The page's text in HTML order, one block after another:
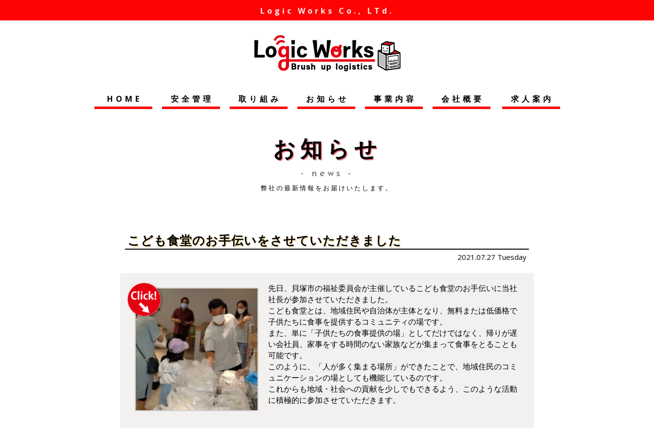
Logic Works Co., LTd.
HOME 安全管理 取り組み お知らせ 事業内容 会社概要 求人案内
お知らせ
- news -
弊社の最新情報をお届けいたします。
こども食堂のお手伝いをさせていただきました
2021.07.27 Tuesday
先日、貝塚市の福祉委員会が主催しているこども食堂のお手伝いに当社
社長が参加させていただきました。
こども食堂とは、地域住民や自治体が主体となり、無料または低価格で
子供たちに食事を提供するコミュニティの場です。
また、単に「子供たちの食事提供の場」としてだけではなく、帰りが遅
い会社員、家事をする時間のない家族などが集まって食事をとることも
可能です。
このように、「人が多く集まる場所」ができたことで、地域住民のコミ
ュニケーションの場としても機能しているのです。
これからも地域・社会への貢献を少しでもできるよう、このような活動
に積極的に参加させていただきます。